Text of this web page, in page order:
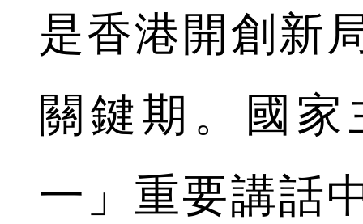
是香港開創新
關鍵期。國
一」重要講話